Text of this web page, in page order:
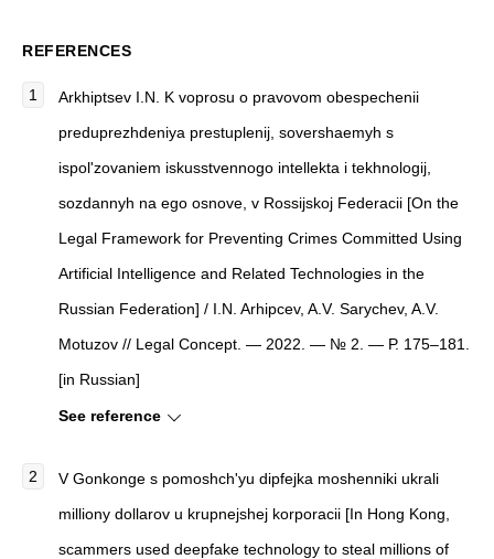
REFERENCES
Arkhiptsev I.N. K voprosu o pravovom obespechenii
preduprezhdeniya prestuplenij, sovershaemyh s
ispol'zovaniem iskusstvennogo intellekta i tekhnologij,
sozdannyh na ego osnove, v Rossijskoj Federacii [On the
Legal Framework for Preventing Crimes Committed Using
Artificial Intelligence and Related Technologies in the
Russian Federation] / I.N. Arhipcev, A.V. Sarychev, A.V.
Motuzov // Legal Concept. — 2022. — № 2. — Р. 175–181.
[in Russian]
See reference
V Gonkonge s pomoshch'yu dipfejka moshenniki ukrali
milliony dollarov u krupnejshej korporacii [In Hong Kong,
scammers used deepfake technology to steal millions of